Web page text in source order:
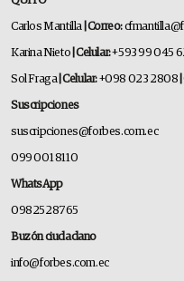
Carlos Mantilla | Correo:
Karina Nieto | Celular:+593 99 045
Sol Fraga| Celular:+098 023 2808
Suscripciones
suscripciones@forbes.com.ec
099 001 8110
WhatsApp
0982528765
Buzón ciudadano
info@forbes.com.ec